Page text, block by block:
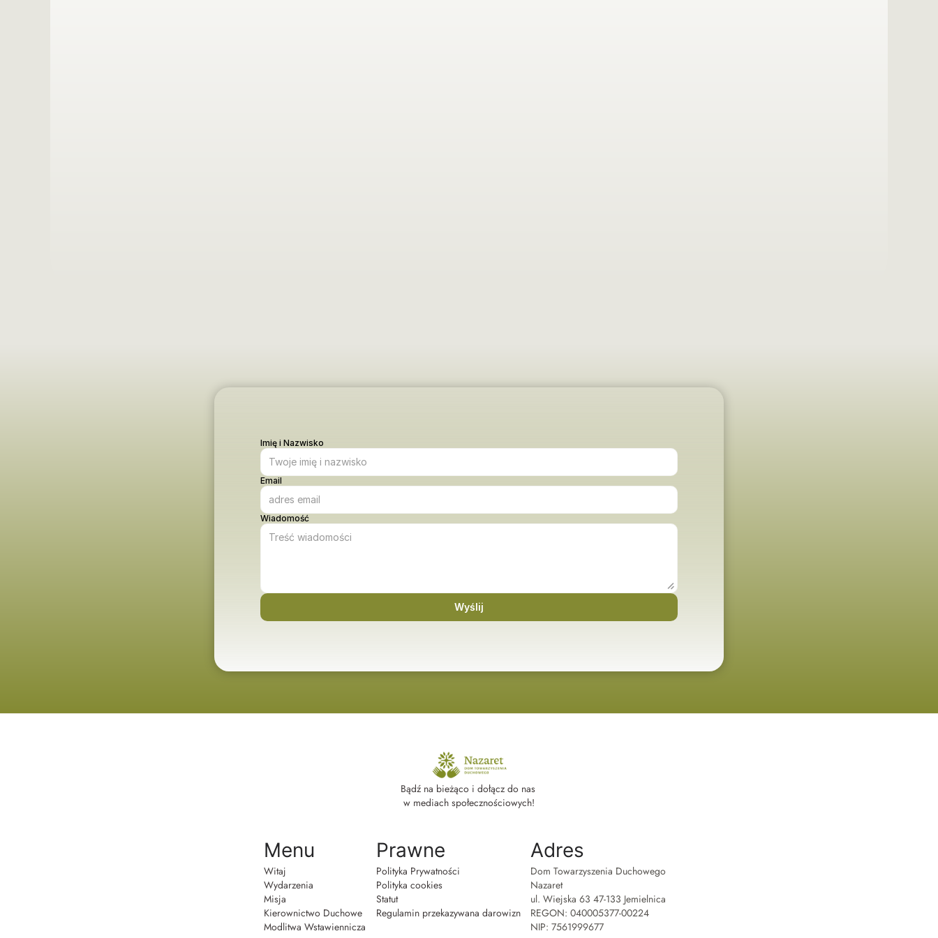
Imię i Nazwisko
Email
Wiadomość
Wyślij
Bądź na bieżąco i dołącz do nas
w mediach społecznościowych!
Menu
Witaj
Wydarzenia
Misja
Kierownictwo Duchowe
Modlitwa Wstawiennicza
Prawne
Polityka Prywatności
Polityka cookies
Statut
Regulamin przekazywana darowizn
Adres
Dom Towarzyszenia Duchowego
Nazaret
ul. Wiejska 63 47-133 Jemielnica
REGON: 040005377-00224
NIP: 7561999677